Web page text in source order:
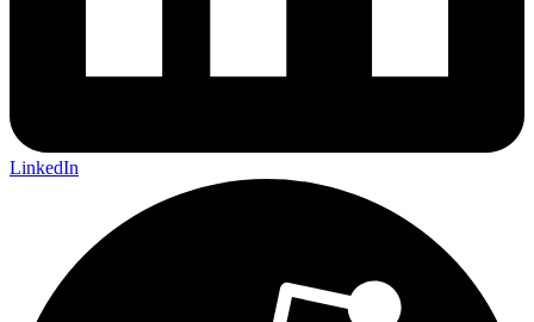
LinkedIn